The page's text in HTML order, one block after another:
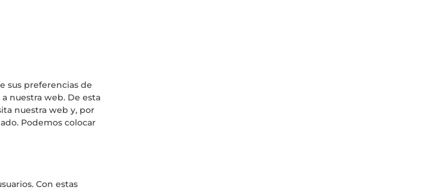
sus preferencias de
nuestra web. De esta
nuestra web y, por
Podemos colocar
Con estas